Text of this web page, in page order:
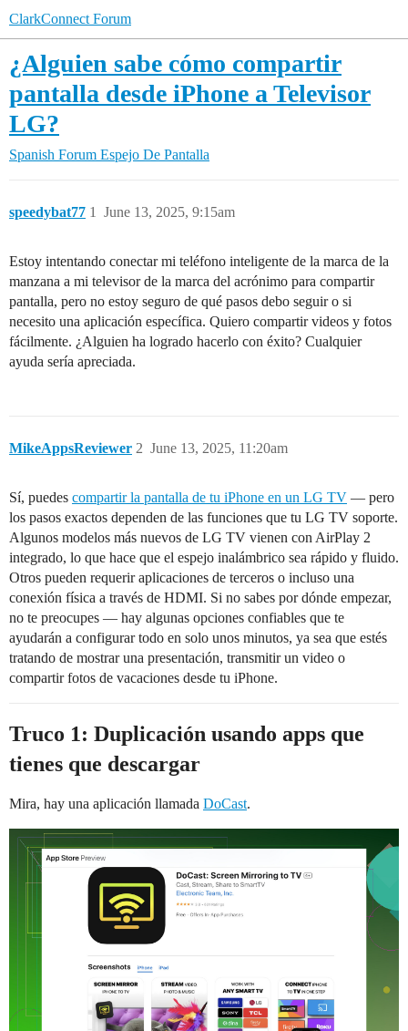
ClarkConnect Forum
¿Alguien sabe cómo compartir
pantalla desde iPhone a Televisor
LG?
Spanish Forum Espejo De Pantalla
speedybat77 June 13, 2025, 9:15am
1
Estoy intentando conectar mi teléfono inteligente de la marca de la
manzana a mi televisor de la marca del acrónimo para compartir
pantalla, pero no estoy seguro de qué pasos debo seguir o si
necesito una aplicación específica. Quiero compartir videos y fotos
fácilmente. ¿Alguien ha logrado hacerlo con éxito? Cualquier
ayuda sería apreciada.
MikeAppsReviewer June 13, 2025, 11:20am
2
Sí, puedes compartir la pantalla de tu iPhone en un LG TV — pero
los pasos exactos dependen de las funciones que tu LG TV soporte.
Algunos modelos más nuevos de LG TV vienen con AirPlay 2
integrado, lo que hace que el espejo inalámbrico sea rápido y fluido.
Otros pueden requerir aplicaciones de terceros o incluso una
conexión física a través de HDMI. Si no sabes por dónde empezar,
no te preocupes — hay algunas opciones confiables que te
ayudarán a configurar todo en solo unos minutos, ya sea que estés
tratando de mostrar una presentación, transmitir un video o
compartir fotos de vacaciones desde tu iPhone.
Truco 1: Duplicación usando apps que
tienes que descargar
Mira, hay una aplicación llamada DoCast.